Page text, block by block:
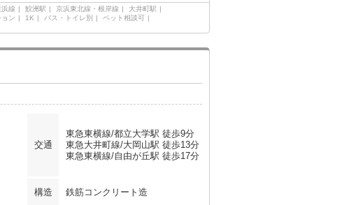
線 鮫洲駅 京浜東北線・根岸線
大井町駅
ョン 1K バス・トイレ別
ペット相談可
交通
東急東横線/都立大学駅 徒歩9分
東急大井町線/大岡山駅 徒歩13分
東急東横線/自由が丘駅 徒歩17分
構造 鉄筋コンクリート造